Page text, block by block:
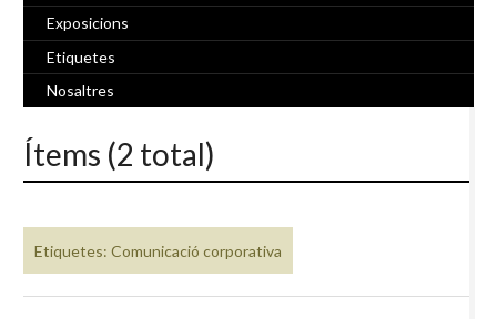
Exposicions
Etiquetes
Nosaltres
Ítems (2 total)
Etiquetes: Comunicació corporativa